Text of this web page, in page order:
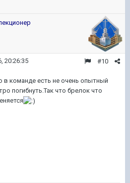
#10
20:26:35
команде есть не очень опытный
погибнуть.Так что брелок что